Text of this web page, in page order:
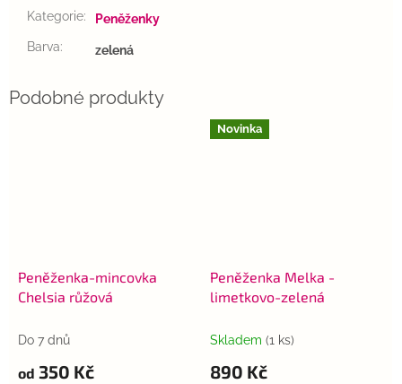
Kategorie:
Peněženky
Barva: zelená
Peněženka-mincovka
Chelsia růžová
Do 7 dnů
od 350 Kč
Novinka
Peněženka Melka -
limetkovo-zelená
Skladem (1 ks)
890 Kč